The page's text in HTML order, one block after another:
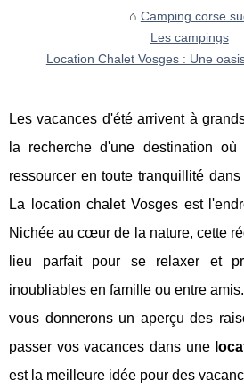
Camping corse
Les campings
Location Chalet Vosges : Une
Les vacances d'été arrivent à
la recherche d'une destination
ressourcer en toute tranquillité
La location chalet Vosges est
Nichée au cœur de la nature, cette
lieu parfait pour se relaxer et
inoubliables en famille ou entre
vous donnerons un aperçu des
passer vos vacances dans une
est la meilleure idée pour des